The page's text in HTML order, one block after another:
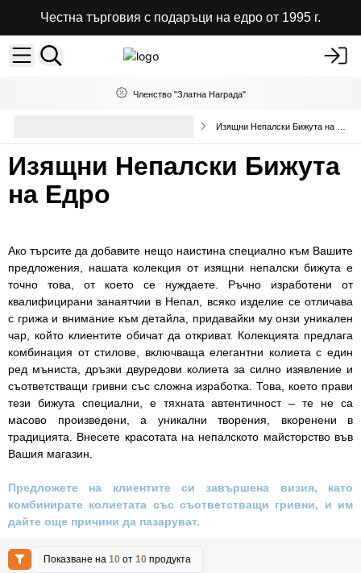
Честна търговия с подаръци на едро от 1995 г.
Членство "Златна Награда"
Изящни Непалски Бижута
на Едро
Ако търсите да добавите нещо наистина специално към Вашите
предложения, нашата колекция от изящни непалски бижута е
точно това, от което се нуждаете. Ръчно изработени от
квалифицирани занаятчии в Непал, всяко изделие се отличава
с грижа и внимание към детайла, придавайки му онзи уникален
чар, който клиентите обичат да откриват. Колекцията предлага
комбинация от стилове, включваща елегантни колиета с един
ред мъниста, дръзки двуредови колиета за силно изявление и
съответстващи гривни със сложна изработка. Това, което прави
тези бижута специални, е тяхната автентичност – те не са
масово произведени, а уникални творения, вкоренени в
традицията. Внесете красотата на непалското майсторство във
Вашия магазин.
Предложете на клиентите си завършена визия, като
комбинирате колиетата със съответстващи гривни, и им
дайте още причини да пазаруват.
Показване на10 от10 продукта